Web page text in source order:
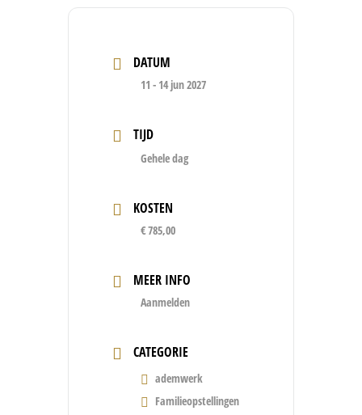
DATUM
11 - 14 jun 2027
TIJD
Gehele dag
KOSTEN
€ 785,00
MEER INFO
Aanmelden
CATEGORIE
ademwerk
Familieopstellingen